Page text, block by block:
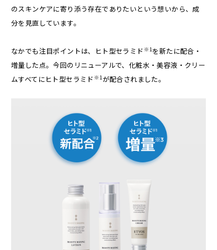
のスキンケアに寄り添う存在でありたいという想いから、成
分を見直しています。
なかでも注目ポイントは、ヒト型セラミド ※1 を新たに配合・
増量した点。今回のリニューアルで、化粧水・美容液・クリー
ムすべてにヒト型セラミド ※1 が配合されました。